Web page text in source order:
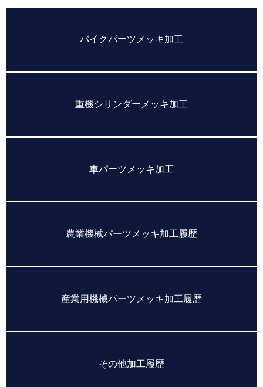
バイクパーツメッキ加工
重機シリンダーメッキ加工
車パーツメッキ加工
農業機械パーツメッキ加工履歴
産業用機械パーツメッキ加工履歴
その他加工履歴